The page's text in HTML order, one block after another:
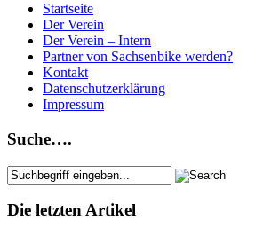
Startseite
Der Verein
Der Verein – Intern
Partner von Sachsenbike werden?
Kontakt
Datenschutzerklärung
Impressum
Suche….
Die letzten Artikel